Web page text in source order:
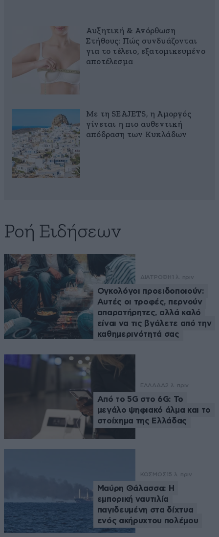
Αυξητική & Ανόρθωση
Στήθους: Πώς συνδυάζονται
για το τέλειο, εξατομικευμένο
αποτέλεσμα
Με τη SEAJETS, η Αμοργός
γίνεται η πιο αυθεντική
απόδραση των Κυκλάδων
Ροή Ειδήσεων
ΔΙΑΤΡΟΦΗ 1 λ. πριν
Ογκολόγοι προειδοποιούν:
Αυτές οι τροφές, περνούν
απαρατήρητες, αλλά καλό
είναι να τις βγάλετε από την
καθημερινότητά σας
ΕΛΛΑΔΑ2 λ. πριν
Από το 5G στο 6G: Το
μεγάλο ψηφιακό άλμα και το
στοίχημα της Ελλάδας
ΚΟΣΜΟΣ 15 λ. πριν
Μαύρη Θάλασσα: Η
εμπορική ναυτιλία
παγιδευμένη στα δίχτυα
ενός ακήρυχτου πολέμου